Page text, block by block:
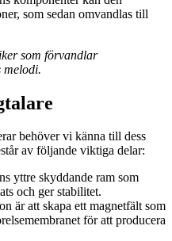
som sedan omvandlas till
som förvandlar
melodi.
behöver vi känna till dess
av följande viktiga delar:
yttre skyddande ram som
och ger stabilitet.
är att skapa ett magnetfält som
för att producera